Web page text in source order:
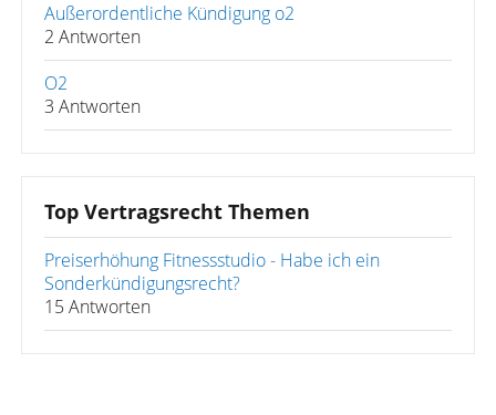
Außerordentliche Kündigung o2
2 Antworten
O2
3 Antworten
Top Vertragsrecht Themen
Preiserhöhung Fitnessstudio - Habe ich ein
Sonderkündigungsrecht?
15 Antworten